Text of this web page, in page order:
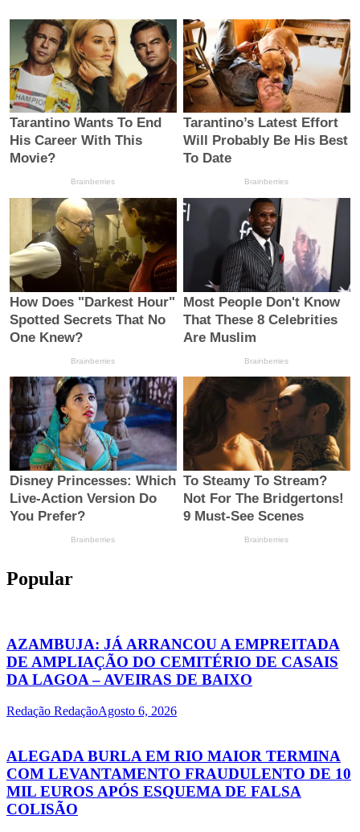
Popular
AZAMBUJA: JÁ ARRANCOU A EMPREITADA
DE AMPLIAÇÃO DO CEMITÉRIO DE CASAIS
DA LAGOA – AVEIRAS DE BAIXO
Redação RedaçãoAgosto 6, 2026
ALEGADA BURLA EM RIO MAIOR TERMINA
COM LEVANTAMENTO FRAUDULENTO DE 10
MIL EUROS APÓS ESQUEMA DE FALSA
COLISÃO